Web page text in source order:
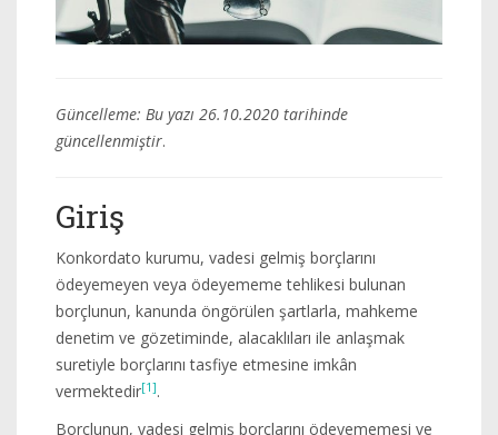
Güncelleme: Bu yazı 26.10.2020 tarihinde
güncellenmiştir.
Giriş
Konkordato kurumu, vadesi gelmiş borçlarını
ödeyemeyen veya ödeyememe tehlikesi bulunan
borçlunun, kanunda öngörülen şartlarla, mahkeme
denetim ve gözetiminde, alacaklıları ile anlaşmak
suretiyle borçlarını tasfiye etmesine imkân
vermektedir[1].
Borçlunun, vadesi gelmiş borçlarını ödeyememesi ve